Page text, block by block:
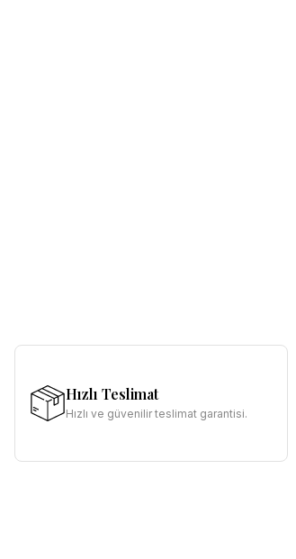
Hızlı Teslimat
Hızlı ve güvenilir teslimat garantisi.